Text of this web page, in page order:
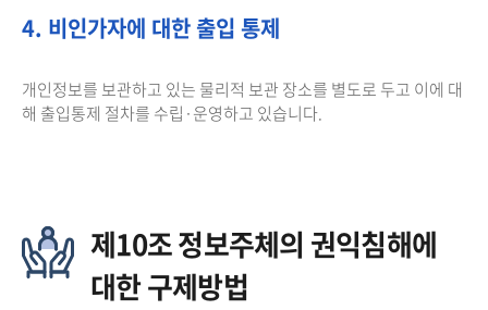
4. 비인가자에 대한 출입 통제
개인정보를 보관하고 있는 물리적 보관 장소를 별도로 두고 이에 대
해 출입통제 절차를 수립·운영하고 있습니다.
제10조 정보주체의 권익침해에
대한 구제방법